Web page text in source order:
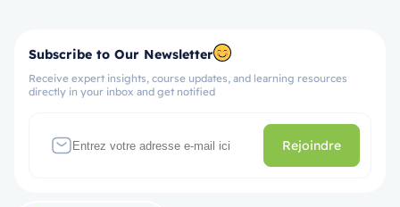
Subscribe to Our Newsletter
Receive expert insights, course updates, and learning resources
directly in your inbox and get notified
Rejoindre